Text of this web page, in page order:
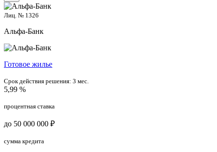
Лиц. № 1326
Альфа-Банк
Готовое жилье
Срок действия решения: 3 мес.
5,99 %
процентная ставка
до 50 000 000 ₽
сумма кредита